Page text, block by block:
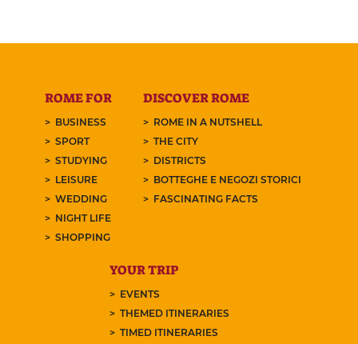
ROME FOR
BUSINESS
SPORT
STUDYING
LEISURE
WEDDING
NIGHT LIFE
SHOPPING
DISCOVER ROME
ROME IN A NUTSHELL
THE CITY
DISTRICTS
BOTTEGHE E NEGOZI STORICI
FASCINATING FACTS
YOUR TRIP
EVENTS
THEMED ITINERARIES
TIMED ITINERARIES